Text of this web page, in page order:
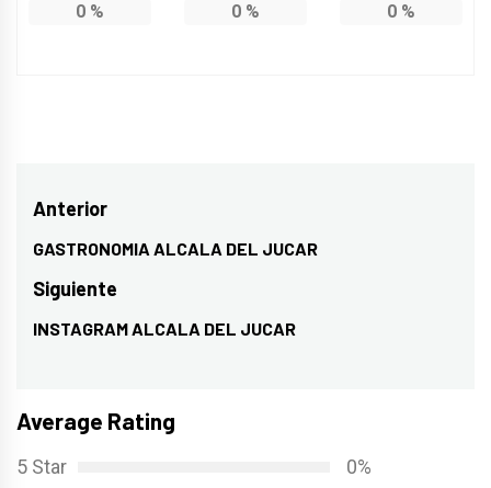
0% 0% 0%
Navegación
de
entradas
Anterior
Entrada
anterior:
GASTRONOMIA ALCALA DEL JUCAR
Siguiente
Entrada
INSTAGRAM ALCALA DEL JUCAR
Average Rating
5 Star
0%